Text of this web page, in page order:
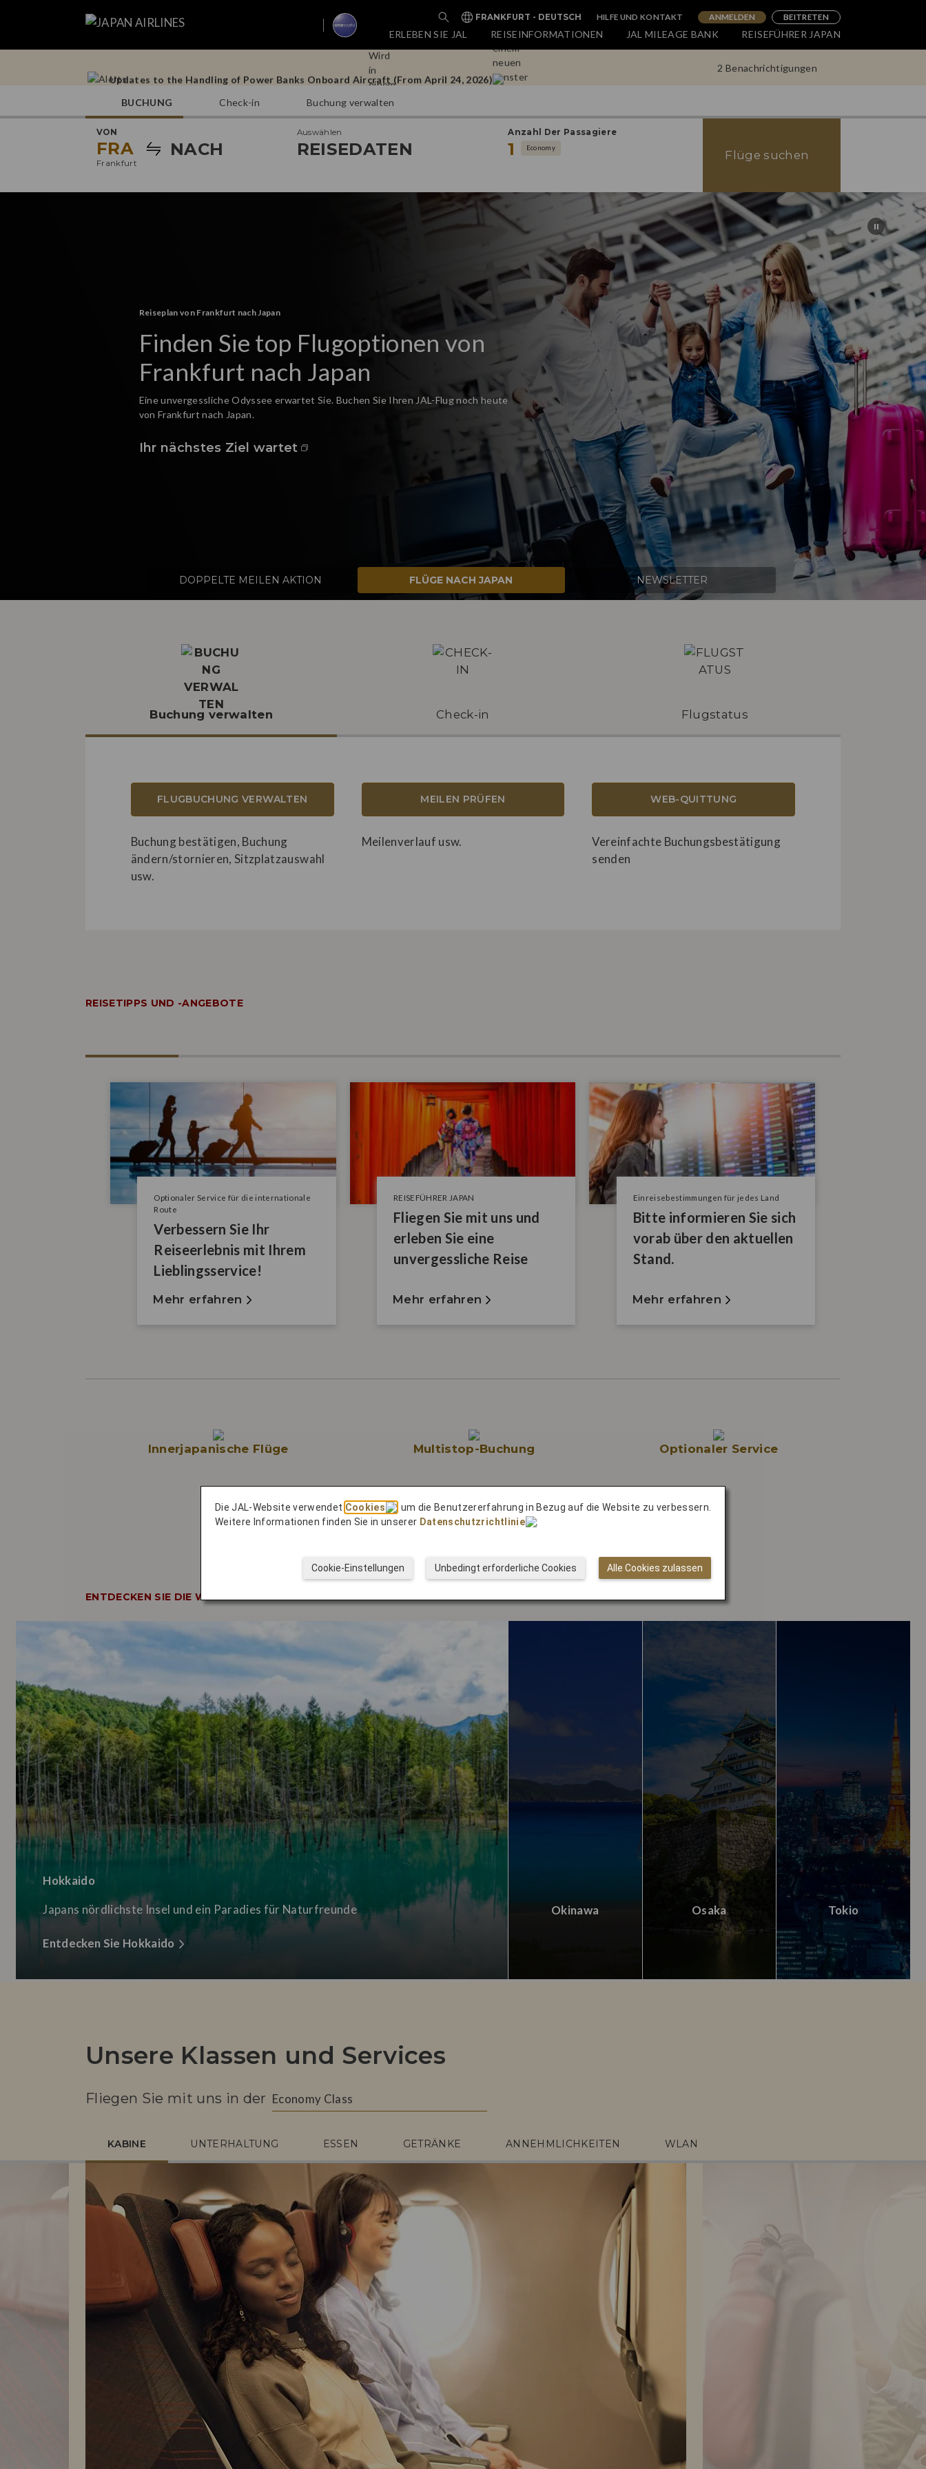
FRANKFURT - DEUTSCH HILFE UND KONTAKT ANMELDEN BEITRETEN
ERLEBEN SIE JAL REISEINFORMATIONEN JAL MILEAGE BANK REISEFÜHRER JAPAN
2 Benachrichtigungen
Operational Notes for Tokyo (Haneda) – Doha Flights
Updates to the Handling of Power Banks Onboard Aircraft (From April 24, 2026)
Operational Notes for Tokyo (Haneda) – Doha Flights
Updates to the Handling of Power Banks Onboard Aircraft (From April 24, 2026)
BUCHUNG Check-in Buchung verwalten
VON
FRA
Frankfurt
NACH
Auswählen
REISEDATEN
Anzahl Der Passagiere
1 Economy
Flüge suchen
Bleiben Sie auf dem Laufenden
Aktuelle Angebote exklusiv für
Newsletter-Abonnenten
Melden Sie sich an, um von JAL als Erstes über Neuigkeiten, Angebote und vieles
mehr informiert zu werden!
Anmelden
DOPPELTE MEILEN AKTION FLÜGE NACH JAPAN NEWSLETTER
Buchung verwalten Check-in Flugstatus
FLUGBUCHUNG VERWALTEN
Buchung bestätigen, Buchung
ändern/stornieren, Sitzplatzauswahl
usw.
MEILEN PRÜFEN
Meilenverlauf usw.
WEB-QUITTUNG
Vereinfachte Buchungsbestätigung
senden
REISETIPPS UND -ANGEBOTE
Optionaler Service für die internationale
Route
Verbessern Sie Ihr
Reiseerlebnis mit Ihrem
Lieblingsservice!
Mehr erfahren
REISEFÜHRER JAPAN
Fliegen Sie mit uns und
erleben Sie eine
unvergessliche Reise
Mehr erfahren
Einreisebestimmungen für jedes Land
Bitte informieren Sie sich
vorab über den aktuellen
Stand.
Mehr erfahren
Innerjapanische Flüge Multistop-Buchung Optionaler Service
ENTDECKEN SIE DIE WUNDER JAPANS
Hokkaido
Japans nördlichste Insel und ein Paradies für Naturfreunde
Entdecken Sie Hokkaido
Okinawa Osaka Tokio
Unsere Klassen und Services
Fliegen Sie mit uns in der Economy Class
KABINE UNTERHALTUNG ESSEN GETRÄNKE ANNEHMLICHKEITEN WLAN
Die JAL-Website verwendet Cookies
, um die Benutzererfahrung in Bezug auf die Website zu verbessern.
Weitere Informationen finden Sie in unserer Datenschutzrichtlinie .
Alle Cookies zulassen
Unbedingt erforderliche Cookies
Cookie-Einstellungen